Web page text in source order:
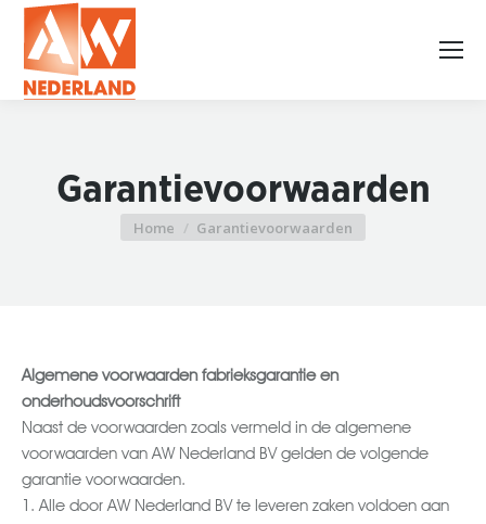
Garantievoorwaarden
Je bent hier:
Home Garantievoorwaarden
Algemene voorwaarden fabrieksgarantie en
onderhoudsvoorschrift
Naast de voorwaarden zoals vermeld in de algemene
voorwaarden van AW Nederland BV gelden de volgende
garantie voorwaarden.
1. Alle door AW Nederland BV te leveren zaken voldoen aan